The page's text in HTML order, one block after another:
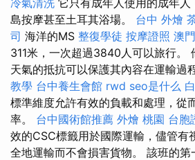
冷氣清洗 它只有成年人使用的成年
島按摩甚至土耳其浴場。 台中 外燴
司 海洋的MS 整復學徒 按摩證照 澳
311米，一次超過3840人可以旅行。
天氣的抵抗可以保護其內容在運輸過
教學 台中養生會館 rwd seo是什么
標準維度允許有效的負載和處理，從
率。 台中國術館推薦 外燴 桃園 台胞
效的CSC標籤用於國際運輸，儘管有
全地運輸而不會損害貨物。 該班的第